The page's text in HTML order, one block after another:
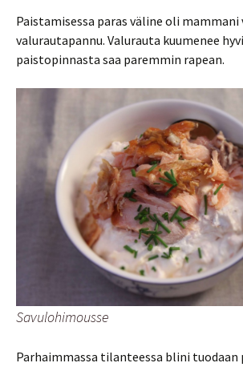
Paistamisessa paras väline oli mammani
valurautapannu. Valurauta kuumenee
paistopinnasta saa paremmin rapean.
Savulohimousse
Parhaimmassa tilanteessa blini tuodaan